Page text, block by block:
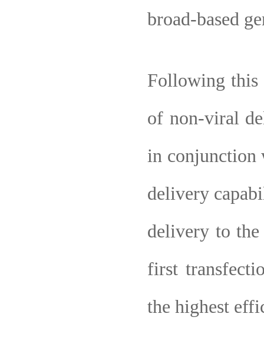
broad-based
Following this
of non-viral
in conjunction
delivery
delivery to
first
the highest